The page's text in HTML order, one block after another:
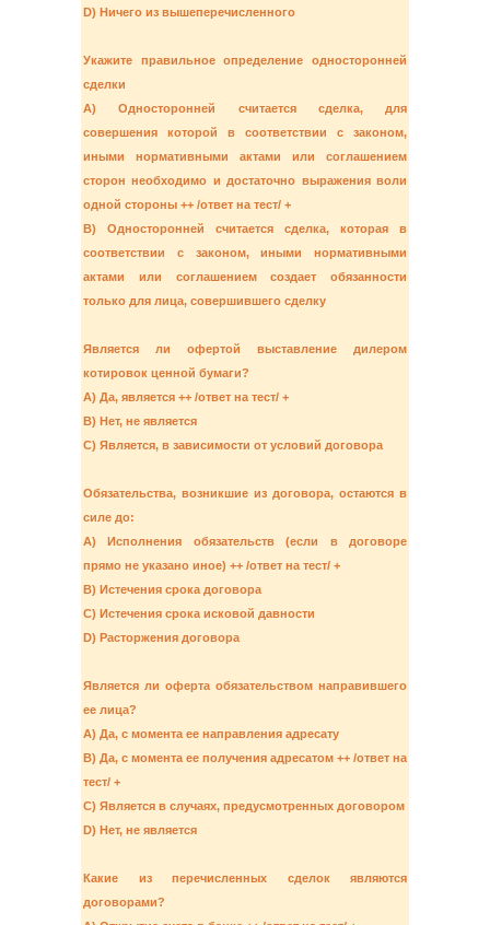
D) Ничего из вышеперечисленного
Укажите правильное определение односторонней
сделки
A) Односторонней считается сделка, для
совершения которой в соответствии с законом,
иными нормативными актами или соглашением
сторон необходимо и достаточно выражения воли
одной стороны ++ /ответ на тест/ +
B) Односторонней считается сделка, которая в
соответствии с законом, иными нормативными
актами или соглашением создает обязанности
только для лица, совершившего сделку
Является ли офертой выставление дилером
котировок ценной бумаги?
A) Да, является ++ /ответ на тест/ +
B) Нет, не является
C) Является, в зависимости от условий договора
Обязательства, возникшие из договора, остаются в
силе до:
A) Исполнения обязательств (если в договоре
прямо не указано иное) ++ /ответ на тест/ +
B) Истечения срока договора
C) Истечения срока исковой давности
D) Расторжения договора
Является ли оферта обязательством направившего
ее лица?
A) Да, с момента ее направления адресату
B) Да, с момента ее получения адресатом ++ /ответ на
тест/ +
C) Является в случаях, предусмотренных договором
D) Нет, не является
Какие из перечисленных сделок являются
договорами?